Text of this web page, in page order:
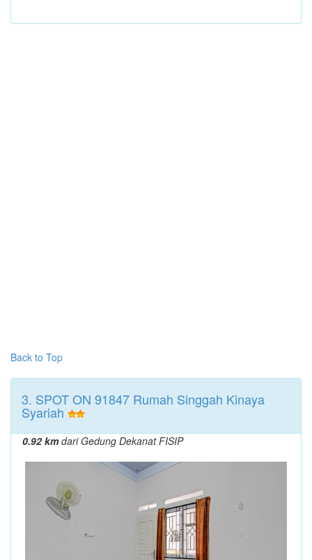
Back to Top
3. SPOT ON 91847 Rumah Singgah Kinaya
Syariah
0.92 kmdari Gedung Dekanat FISIP